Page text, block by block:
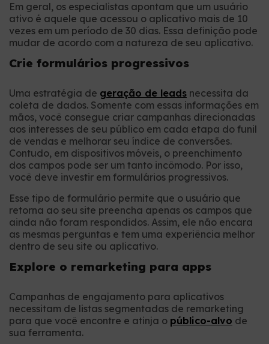
Em geral, os especialistas apontam que um usuário
ativo é aquele que acessou o aplicativo mais de 10
vezes em um período de 30 dias. Essa definição pode
mudar de acordo com a natureza de seu aplicativo.
Crie formulários progressivos
Uma estratégia de geração de leads necessita da
coleta de dados. Somente com essas informações em
mãos, você consegue criar campanhas direcionadas
aos interesses de seu público em cada etapa do funil
de vendas e melhorar seu índice de conversões.
Contudo, em dispositivos móveis, o preenchimento
dos campos pode ser um tanto incômodo. Por isso,
você deve investir em formulários progressivos.
Esse tipo de formulário permite que o usuário que
retorna ao seu site preencha apenas os campos que
ainda não foram respondidos. Assim, ele não encara
as mesmas perguntas e tem uma experiência melhor
dentro de seu site ou aplicativo.
Explore o remarketing para apps
Campanhas de engajamento para aplicativos
necessitam de listas segmentadas de remarketing
para que você encontre e atinja o público-alvo de
sua ferramenta.